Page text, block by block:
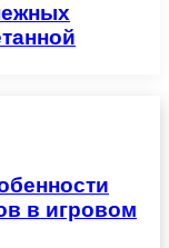
в игровом